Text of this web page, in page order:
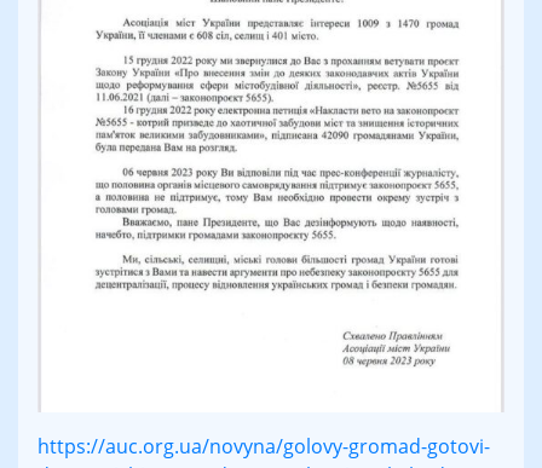
https://auc.org.ua/novyna/golovy-gromad-gotovi-